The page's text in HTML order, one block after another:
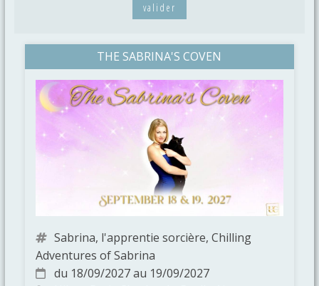
valider
THE SABRINA'S COVEN
Sabrina, l'apprentie sorcière, Chilling
Adventures of Sabrina
du 18/09/2027 au 19/09/2027